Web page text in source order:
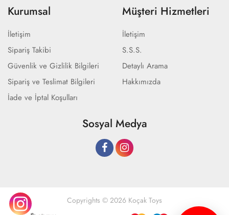
Kurumsal
İletişim
Sipariş Takibi
Güvenlik ve Gizlilik Bilgileri
Sipariş ve Teslimat Bilgileri
İade ve İptal Koşulları
Müşteri Hizmetleri
İletişim
S.S.S.
Detaylı Arama
Hakkımızda
Sosyal Medya
Copyrights © 2026 Koçak Toys